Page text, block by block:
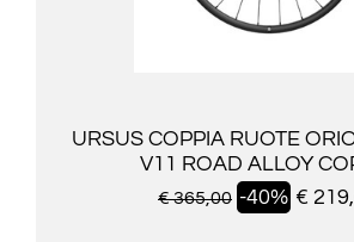
URSUS COPPIA RUOTE
V11 ROAD ALLOY
€ 365,00 -40% €